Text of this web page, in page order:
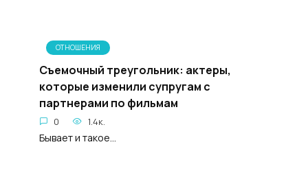
ОТНОШЕНИЯ
Съемочный треугольник: актеры,
которые изменили супругам с
партнерами по фильмам
0 1.4к.
Бывает и такое...